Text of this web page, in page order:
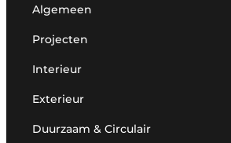
Algemeen
Projecten
Interieur
Exterieur
Duurzaam & Circulair